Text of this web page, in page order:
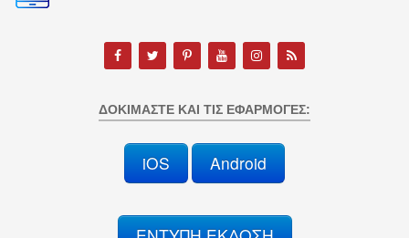
ΔΟΚΙΜΆΣΤΕ ΚΑΙ ΤΙΣ ΕΦΑΡΜΟΓΈΣ:
iOS Android